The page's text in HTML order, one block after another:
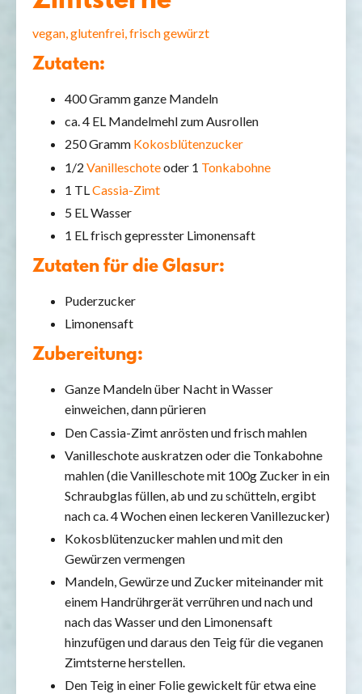
vegan, glutenfrei, frisch gewürzt
Zutaten:
400 Gramm ganze Mandeln
ca. 4 EL Mandelmehl zum Ausrollen
250 Gramm Kokosblütenzucker
1/2 Vanilleschoteoder 1 Tonkabohne
1 TL Cassia-Zimt
5 EL Wasser
1 EL frisch gepresster Limonensaft
Zutaten für die Glasur:
Puderzucker
Limonensaft
Zubereitung:
Ganze Mandeln über Nacht in Wasser
einweichen, dann pürieren
Den Cassia-Zimt anrösten und frisch mahlen
Vanilleschote auskratzen oder die Tonkabohne
mahlen (die Vanilleschote mit 100g Zucker in ein
Schraubglas füllen, ab und zu schütteln, ergibt
nach ca. 4 Wochen einen leckeren Vanillezucker)
Kokosblütenzucker mahlen und mit den
Gewürzen vermengen
Mandeln, Gewürze und Zucker miteinander mit
einem Handrührgerät verrühren und nach und
nach das Wasser und den Limonensaft
hinzufügen und daraus den Teig für die veganen
Zimtsterne herstellen.
Den Teig in einer Folie gewickelt für etwa eine